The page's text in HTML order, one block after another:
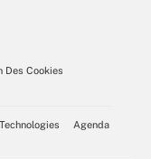
Des Cookies
Technologies
Agenda